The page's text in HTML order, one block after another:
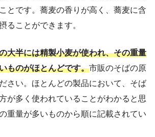
とです。蕎麦の香りが高く、蕎麦に含
ることができます。
大半には精製小麦が使われ、その重量
ものがほとんどです。市販のそばの原
さい。ほとんどの製品において、そば
が多く使われていることがわかると思
重量が多いものから順に記載されてい